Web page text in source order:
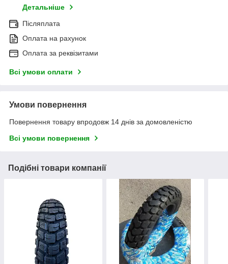
Детальніше
Післяплата
Оплата на рахунок
Оплата за реквізитами
Всі умови оплати
Умови повернення
Повернення товару впродовж 14 днів за домовленістю
Всі умови повернення
Подібні товари компанії